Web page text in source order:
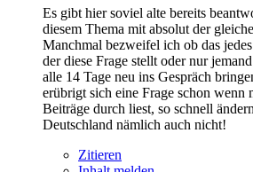
Es gibt hier soviel alte bereits
diesem Thema mit absolut der
Manchmal bezweifel ich ob das
der diese Frage stellt oder nur
alle 14 Tage neu ins Gespräch
erübrigt sich eine Frage schon wenn
Beiträge durch liest, so schnell
Deutschland nämlich auch nicht!
Zitieren